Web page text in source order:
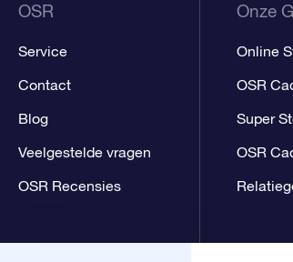
OSR
Service
Contact
Blog
Veelgestelde vragen
OSR Recensies
Onze
Online
OSR
Super
OSR